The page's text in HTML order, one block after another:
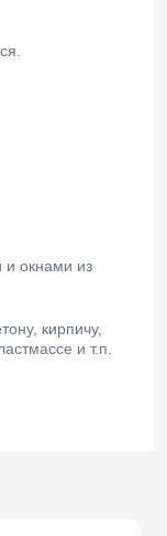
окнами из
кирпичу,
и т.п.